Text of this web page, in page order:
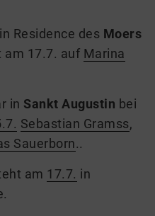
Residence des Moers
17.7. auf Marina
in Sankt Augustin bei
Sebastian Gramss,
Sauerborn..
am 17.7. in